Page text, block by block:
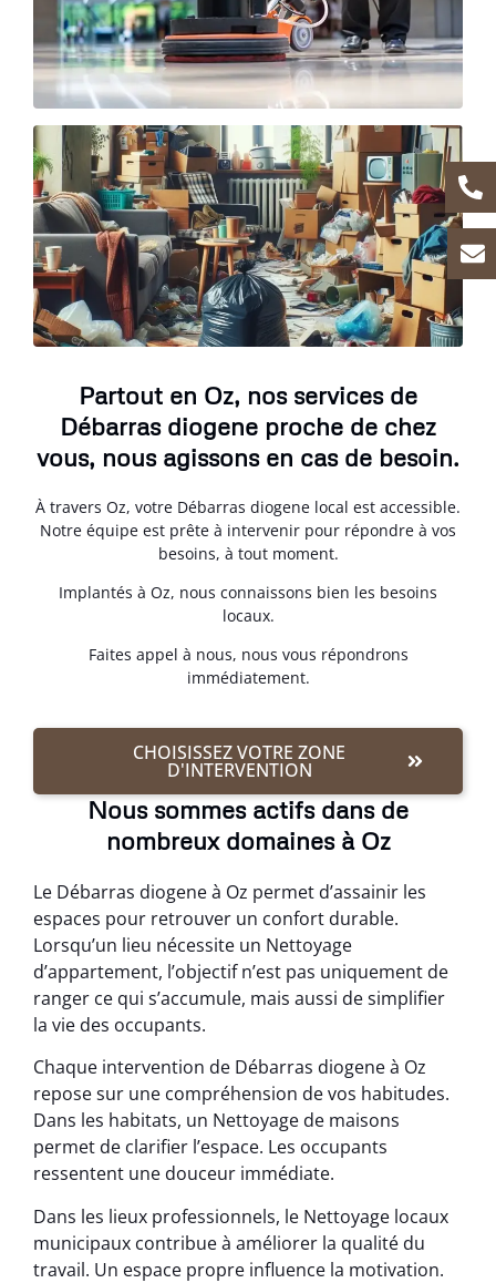
Partout en Oz, nos services de
Débarras diogene proche de chez
vous, nous agissons en cas de besoin.
À travers Oz, votre Débarras diogene local est accessible.
Notre équipe est prête à intervenir pour répondre à vos
besoins, à tout moment.
Implantés à Oz, nous connaissons bien les besoins
locaux.
Faites appel à nous, nous vous répondrons
immédiatement.
CHOISISSEZ VOTRE ZONE
D'INTERVENTION
Nous sommes actifs dans de
nombreux domaines à Oz
Le Débarras diogene à Oz permet d’assainir les
espaces pour retrouver un confort durable.
Lorsqu’un lieu nécessite un Nettoyage
d’appartement, l’objectif n’est pas uniquement de
ranger ce qui s’accumule, mais aussi de simplifier
la vie des occupants.
Chaque intervention de Débarras diogene à Oz
repose sur une compréhension de vos habitudes.
Dans les habitats, un Nettoyage de maisons
permet de clarifier l’espace. Les occupants
ressentent une douceur immédiate.
Dans les lieux professionnels, le Nettoyage locaux
municipaux contribue à améliorer la qualité du
travail. Un espace propre influence la motivation.